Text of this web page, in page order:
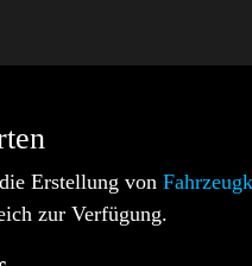
Erstellung von
zur Verfügung.